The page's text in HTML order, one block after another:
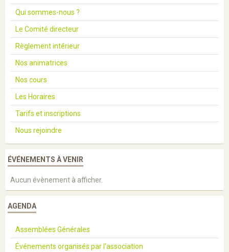
Qui sommes-nous ?
Le Comité directeur
Règlement intérieur
Nos animatrices
Nos cours
Les Horaires
Tarifs et inscriptions
Nous rejoindre
ÉVÉNEMENTS À VENIR
Aucun évènement à afficher.
AGENDA
Assemblées Générales
Événements organisés par l'association